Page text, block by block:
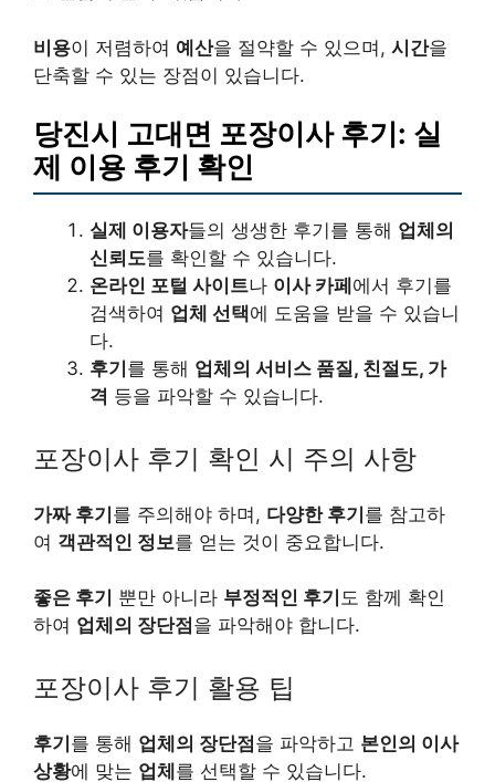
비용이 저렴하여 예산을 절약할 수 있으며, 시간을
단축할 수 있는 장점이 있습니다.
당진시 고대면 포장이사 후기: 실
제 이용 후기 확인
실제 이용자들의 생생한 후기를 통해 업체의
신뢰도를 확인할 수 있습니다.
온라인 포털 사이트나 이사 카페 에서 후기를
검색하여 업체 선택에 도움을 받을 수 있습니
다.
후기 를 통해 업체의 서비스 품질, 친절도, 가
격 등을 파악할 수 있습니다.
포장이사 후기 확인 시 주의 사항
가짜 후기를 주의해야 하며, 다양한 후기를 참고하
여 객관적인 정보를 얻는 것이 중요합니다.
좋은 후기 뿐만 아니라 부정적인 후기 도 함께 확인
하여 업체의 장단점 을 파악해야 합니다.
포장이사 후기 활용 팁
후기를 통해 업체의 장단점을 파악하고 본인의 이사
상황에 맞는 업체를 선택할 수 있습니다.